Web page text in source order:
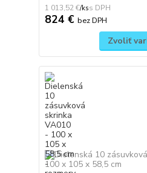
1 013,52 €/ks
824 € bez DPH
Zvoliť